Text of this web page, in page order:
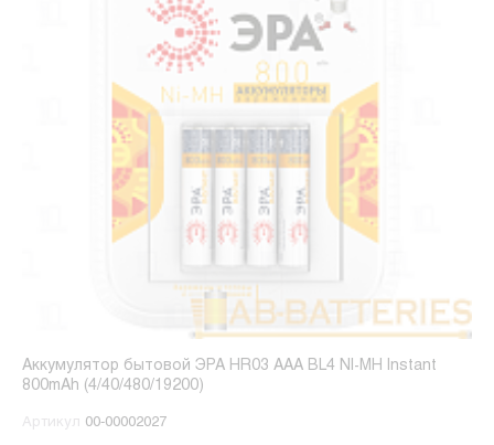
Аккумулятор бытовой ЭРА HR03 AAA BL4 NI-MH Instant
800mAh (4/40/480/19200)
Артикул 00-00002027